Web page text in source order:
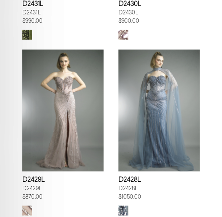
D2431L
D2431L
$990.00
D2430L
D2430L
$900.00
D2429L
D2429L
$870.00
D2428L
D2428L
$1050.00